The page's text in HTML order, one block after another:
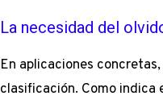
La necesidad del
En aplicaciones
clasificación. Como indica